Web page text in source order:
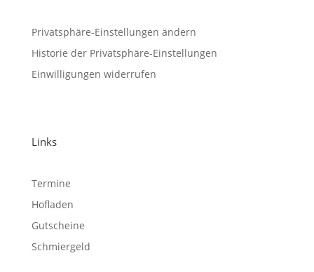
Privatsphäre-Einstellungen ändern
Historie der Privatsphäre-Einstellungen
Einwilligungen widerrufen
Links
Termine
Hofladen
Gutscheine
Schmiergeld